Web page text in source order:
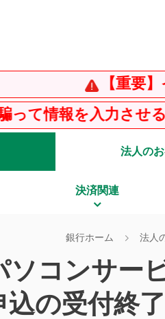
【重要】イ
を入力させる「フ
法人の
決済関連
銀行ホーム 法人
ソコンサー
込の受付終